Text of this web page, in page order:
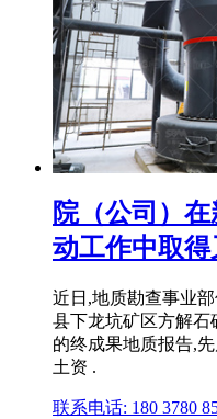
院（公司）
动工作中取
近日,地质勘查事业
县下龙坑矿区方解石
的终成果地质报告,
土资 .
联系电话: 180 3780